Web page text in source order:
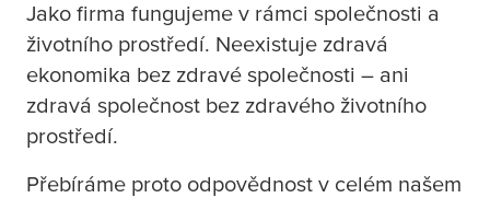
Jako firma fungujeme v rámci společnosti a
životního prostředí. Neexistuje zdravá
ekonomika bez zdravé společnosti – ani
zdravá společnost bez zdravého životního
prostředí.
Přebíráme proto odpovědnost v celém našem